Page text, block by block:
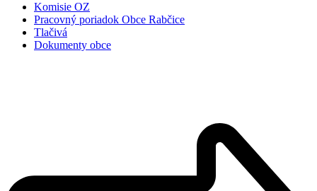
Komisie OZ
Pracovný poriadok Obce Rabčice
Tlačivá
Dokumenty obce